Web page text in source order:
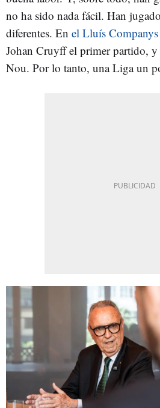
no ha sido nada fácil. Han
diferentes. En el Lluís
Johan Cruyff el primer partido, y
Nou. Por lo tanto, una Liga un